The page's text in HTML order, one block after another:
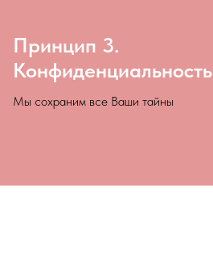
Принцип 3.
Конфиденциальность
Мы сохраним все Ваши тайны